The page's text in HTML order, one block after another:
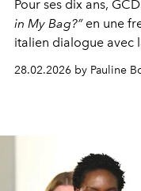
Pour ses dix ans,
in My Bag?” en une
italien dialogue avec
28.02.2026 by Pauline